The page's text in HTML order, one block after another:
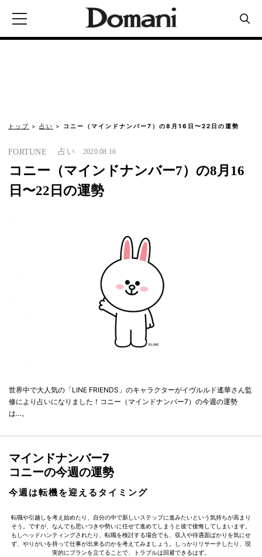
トップ 占い コニー（マインドナンバー7）の8月16日〜22日の運勢
FORTUNE 占い 2020.08.16
コニー（マインドナンバー7）の8月16
日〜22日の運勢
世界中で大人気の「LINE FRIENDS」のキャラクターがイヴルルド遙華さん監
修により占いになりました！コニー（マインドナンバー7）の今週の運勢
は…。
マインドナンバー7
コニーの今週の運勢
今週は転機を迎えるタイミング
転職や引越しを考え始めたり、自分の中で新しいステップに進みたいという気持ちが高まり
そう。ですが、なんでも思いつきや勢いに任せて進めてしまうと後で後悔してしまいます。
もしヘッドハンティングされたり、転職を検討する場合でも、収入や待遇面ばかりを気にせ
ず、やりがいを持って仕事が出来るのかを考えてみましょう。しっかりリサーチしたり、現
実的にプランを立てることで、トラブルは回避できるはず。